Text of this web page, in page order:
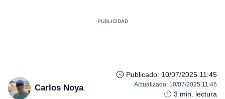
Carlos Noya
Publicado: 10/07/2025 11:45
Actualizado: 10/07/2025 11:46
3 min. lectura